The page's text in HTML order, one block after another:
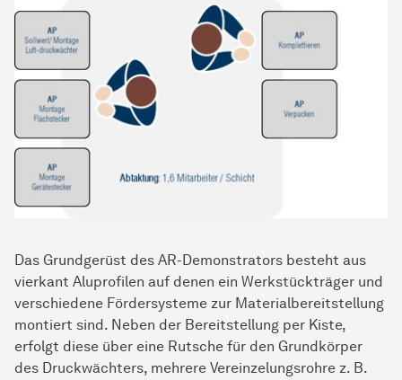
Das Grundgerüst des AR-Demonstrators besteht aus
vierkant Aluprofilen auf denen ein Werkstückträger und
verschiedene Fördersysteme zur Materialbereitstellung
montiert sind. Neben der Bereitstellung per Kiste,
erfolgt diese über eine Rutsche für den Grundkörper
des Druckwächters, mehrere Vereinzelungsrohre z. B.